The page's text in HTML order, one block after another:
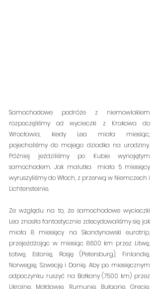
Samochodowe podróże z niemowlakiem
rozpoczęliśmy od wycieczki z Krakowa do
Wrocławia, kiedy Lea miała miesiąc,
pojechaliśmy do mojego dziadka na urodziny.
Później jeździliśmy po Kubie wynajętym
samochodem. Jak malutka  miała 5 miesięcy
wyruszyliśmy do Włoch, z przerwą w Niemczech i
Lichtensteinie.
Ze względu na to, że samochodowe wycieczki
Lea znosiła fantastycznie zdecydowaliśmy się jak
miała 8 miesięcy na Skandynawski eurotrip,
przejeżdżając w miesiąc 8600 km przez Litwę,
Łotwę, Estonię, Rosję (Petersburg), Finlandię,
Norwegię, Szwecję i Danię. Aby po miesięcznym
odpoczynku ruszyć na Bałkany (7500 km) przez
Ukrainę, Mołdawię, Rumunię, Bułgarię, Grecję,